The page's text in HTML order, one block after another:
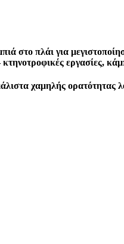
στο πλάι για
εργασίες,
χαμηλής ορατότητας